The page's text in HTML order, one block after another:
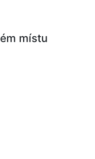
místu